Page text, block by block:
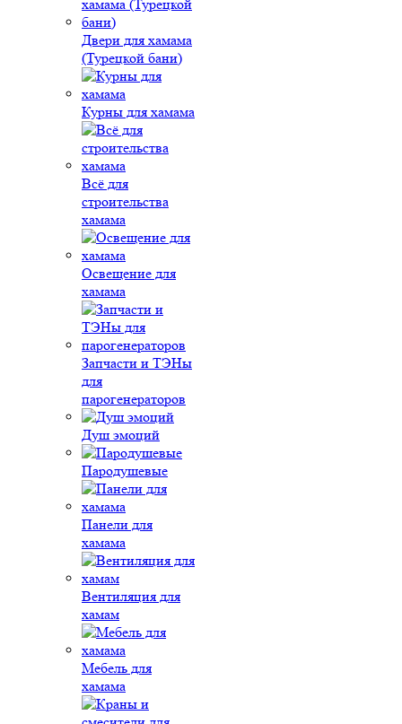
Двери для хамама
(Турецкой бани)
Курны для хамама
Всё для
строительства
хамама
Освещение для
хамама
Запчасти и ТЭНы
для
парогенераторов
Душ эмоций
Пародушевые
Панели для
хамама
Вентиляция для
хамам
Мебель для
хамама